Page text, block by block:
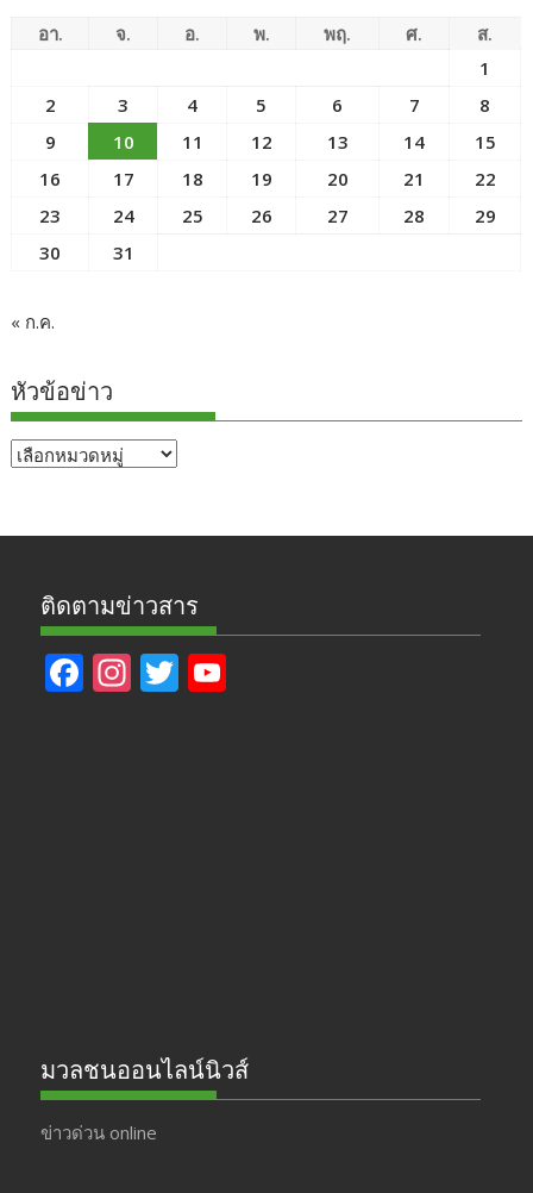
อา. จ. อ. พ. พฤ. ศ.
ส.
1
2
3 4 5 6 7
8
9
10 11 12 13 14
15
16
17 18 19 20 21
22
23
24 25 26 27 28
29
30
31
« ก.ค.
หัวข้อข่าว
หัวข้อ
ติดตามข่าวสาร
F In T
มวลชนออนไลน์นิวส์
ข่าวด่วน online